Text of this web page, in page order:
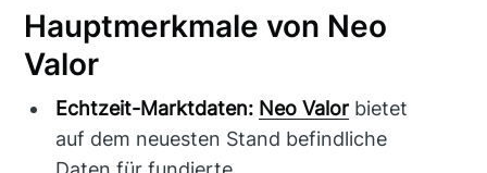
Hauptmerkmale von Neo
Valor
Echtzeit-Marktdaten: Neo Valor bietet
auf dem neuesten Stand befindliche